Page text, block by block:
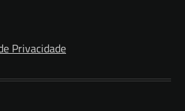
Privacidade